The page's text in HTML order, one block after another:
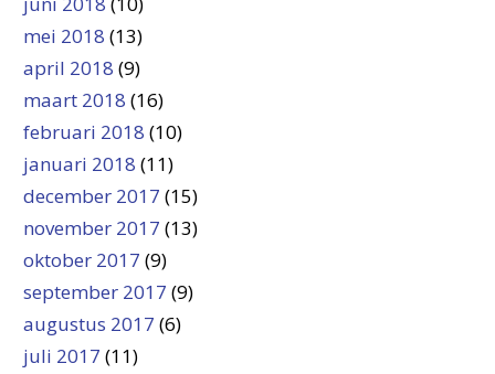
mei 2018 (13)
april 2018 (9)
maart 2018 (16)
februari 2018 (10)
januari 2018 (11)
december 2017 (15)
november 2017 (13)
oktober 2017 (9)
september 2017 (9)
augustus 2017 (6)
juli 2017 (11)